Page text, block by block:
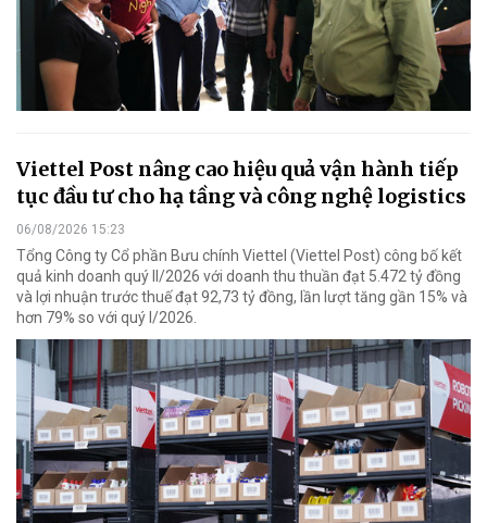
Viettel Post nâng cao hiệu quả vận hành tiếp
tục đầu tư cho hạ tầng và công nghệ logistics
06/08/2026 15:23
Tổng Công ty Cổ phần Bưu chính Viettel (Viettel Post) công bố kết
quả kinh doanh quý II/2026 với doanh thu thuần đạt 5.472 tỷ đồng
và lợi nhuận trước thuế đạt 92,73 tỷ đồng, lần lượt tăng gần 15% và
hơn 79% so với quý I/2026.